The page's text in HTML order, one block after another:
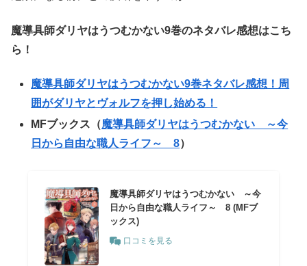
魔導具師ダリヤはうつむかない9巻のネタバレ感想はこち
ら！
魔導具師ダリヤはうつむかない9巻ネタバレ感想！周
囲がダリヤとヴォルフを押し始める！
MFブックス（魔導具師ダリヤはうつむかない ～今
日から自由な職人ライフ～ 8）
魔導具師ダリヤはうつむかない ～今
日から自由な職人ライフ～ 8 (MFブ
ックス)
口コミを見る